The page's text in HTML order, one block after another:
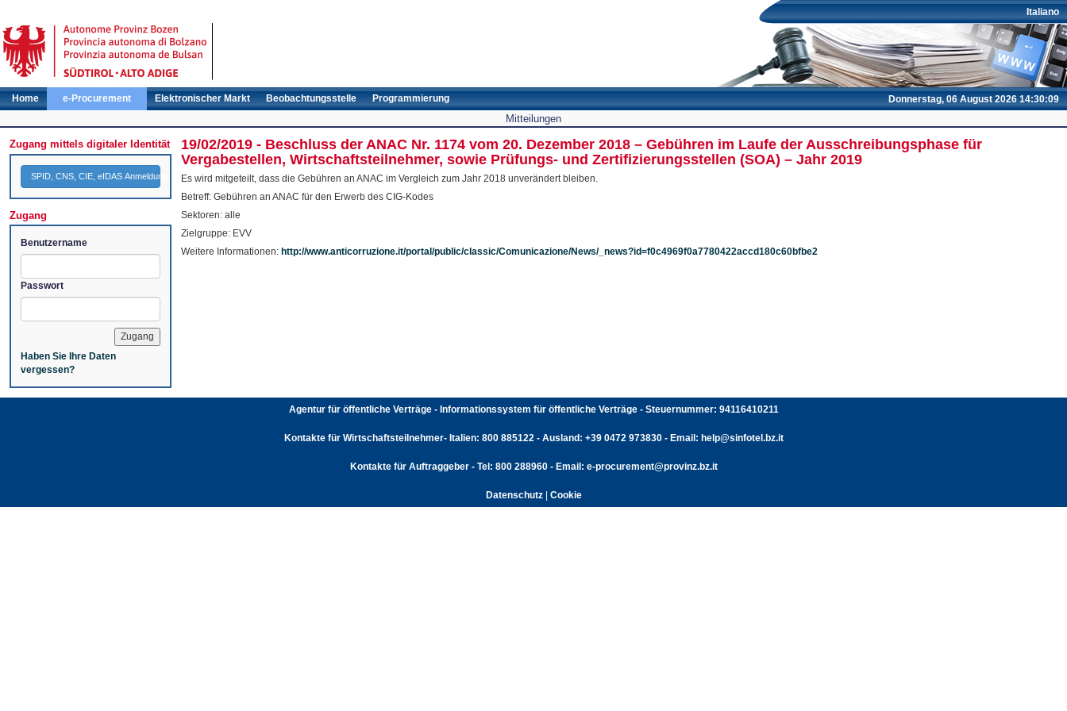
Italiano
Donnerstag, 06 August 2026 14:30:09
Home e-Procurement Elektronischer Markt Beobachtungsstelle Programmierung
Mitteilungen
Zugang mittels digitaler Identität
SPID, CNS, CIE, eIDAS Anmeldung
Zugang
Benutzername
Passwort
Haben Sie Ihre Daten
vergessen?
19/02/2019 - Beschluss der ANAC Nr. 1174 vom 20. Dezember 2018 – Gebühren im Laufe der Ausschreibungsphase für
Vergabestellen, Wirtschaftsteilnehmer, sowie Prüfungs- und Zertifizierungsstellen (SOA) – Jahr 2019
Es wird mitgeteilt, dass die Gebühren an ANAC im Vergleich zum Jahr 2018 unverändert bleiben.
Betreff: Gebühren an ANAC für den Erwerb des CIG-Kodes
Sektoren: alle
Zielgruppe: EVV
Weitere Informationen: http://www.anticorruzione.it/portal/public/classic/Comunicazione/News/_news?id=f0c4969f0a7780422accd180c60bfbe2
Agentur für öffentliche Verträge - Informationssystem für öffentliche Verträge - Steuernummer: 94116410211
Kontakte für Wirtschaftsteilnehmer- Italien: 800 885122 - Ausland: +39 0472 973830 - Email: help@sinfotel.bz.it
Kontakte für Auftraggeber - Tel: 800 288960 - Email: e-procurement@provinz.bz.it
Datenschutz| Cookie